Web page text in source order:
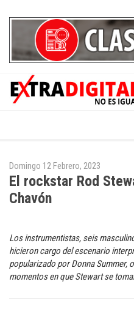
Domingo 12 Febrero, 2023
El rockstar Rod
Chavón
Los instrumentistas, seis
hicieron cargo del escenario
popularizado por Donna Summer,
momentos en que Stewart se